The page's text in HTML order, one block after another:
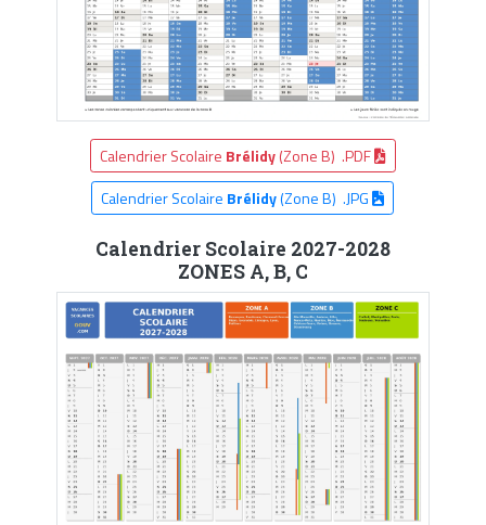
Calendrier Scolaire Brélidy(Zone B) .PDF
Calendrier Scolaire Brélidy(Zone B) .JPG
Calendrier Scolaire 2027-2028
ZONES A, B, C